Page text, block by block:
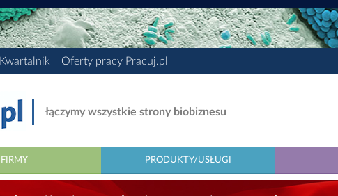
Kwartalnik Oferty pracy Pracuj.pl
łączymy wszystkie strony biobiznesu
FIRMY PRODUKTY/USŁUGI